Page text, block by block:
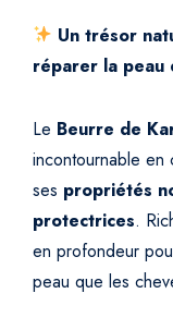
Un trésor
réparer la peau
Le Beurre de
incontournable en
ses propriétés
protectrices.
en profondeur
peau que les